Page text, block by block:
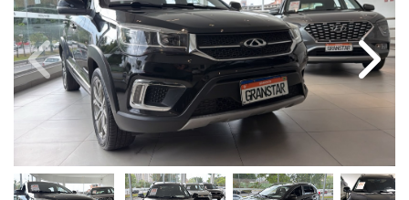
Previous Next